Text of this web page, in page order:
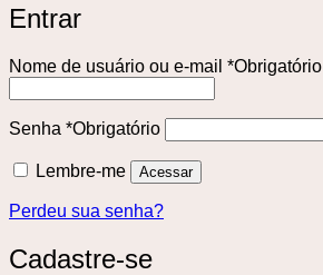
Entrar
Nome de usuário ou e-mail *Obrigatório
Senha *Obrigatório
Lembre-me Acessar
Perdeu sua senha?
Cadastre-se